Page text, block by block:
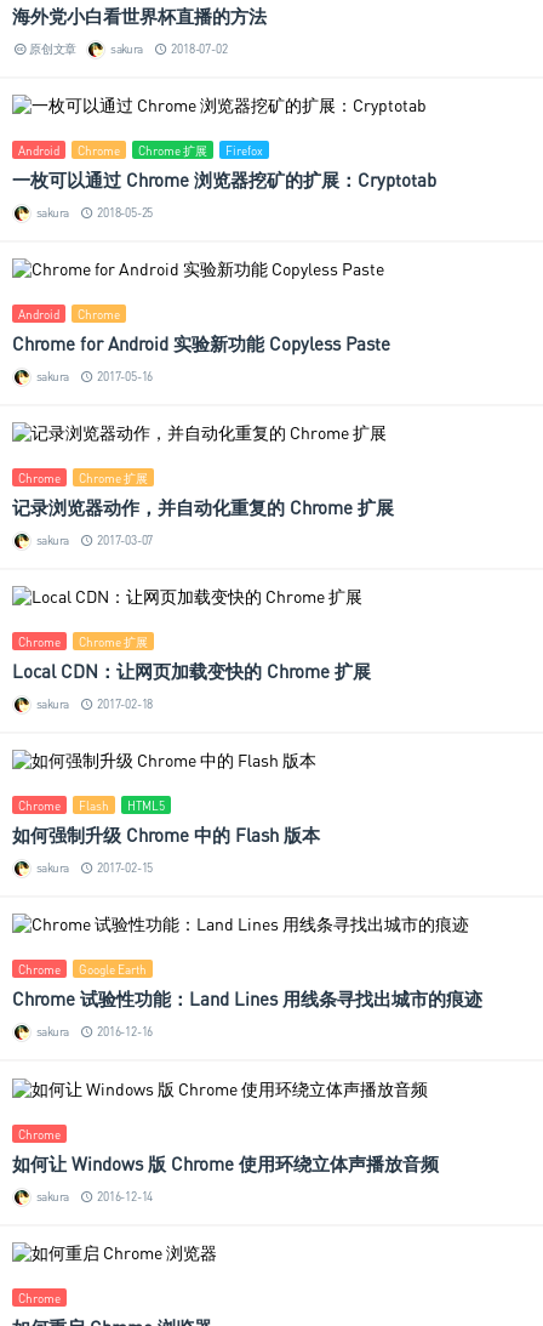
海外党小白看世界杯直播的方法
原创文章 sakura 2018-07-02
Android Chrome Chrome 扩展 Firefox
一枚可以通过 Chrome 浏览器挖矿的扩展：Cryptotab
sakura 2018-05-25
Android Chrome
Chrome for Android 实验新功能 Copyless Paste
sakura 2017-05-16
Chrome Chrome 扩展
记录浏览器动作，并自动化重复的 Chrome 扩展
sakura 2017-03-07
Chrome Chrome 扩展
Local CDN：让网页加载变快的 Chrome 扩展
sakura 2017-02-18
Chrome Flash HTML5
如何强制升级 Chrome 中的 Flash 版本
sakura 2017-02-15
Chrome Google Earth
Chrome 试验性功能：Land Lines 用线条寻找出城市的痕迹
sakura 2016-12-16
Chrome
如何让 Windows 版 Chrome 使用环绕立体声播放音频
sakura 2016-12-14
Chrome